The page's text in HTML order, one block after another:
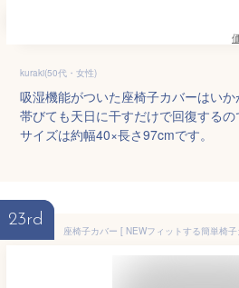
kuraki(50代・女性)
吸湿機能がついた座椅子カバーはい
帯びても天日に干すだけで回復するの
サイズは約幅40×長さ97cmです。
23rd